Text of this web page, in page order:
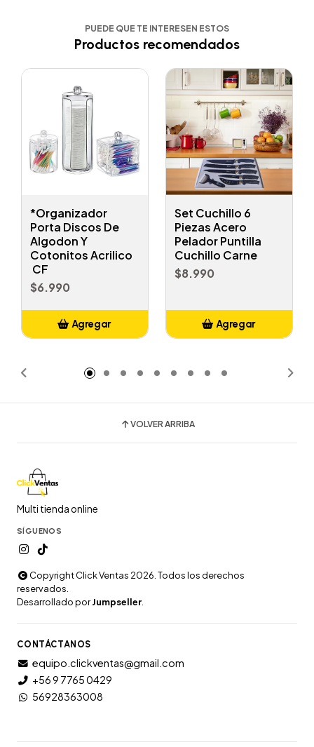
PUEDE QUE TE INTERESEN ESTOS
Productos recomendados
*Organizador
Porta Discos De
Algodon Y
Cotonitos Acrilico
CF
$6.990
Agregar
Set Cuchillo 6
Piezas Acero
Pelador Puntilla
Cuchillo Carne
$8.990
Agregar
VOLVER ARRIBA
Multi tienda online
SÍGUENOS
Copyright Click Ventas 2026. Todos los derechos
reservados.
Desarrollado porJumpseller
CONTÁCTANOS
equipo.clickventas@gmail.com
+56 9 7765 0429
56928363008